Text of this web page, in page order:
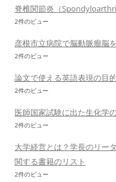
脊椎関節炎（
2件のビュー
彦根市立病院で脳動脈瘤脳
2件のビュー
論文で使える英語表現の目
2件のビュー
医師国家試験に出た生化学
2件のビュー
大学経営とは？学長のリー
関する書籍のリスト
2件のビュー